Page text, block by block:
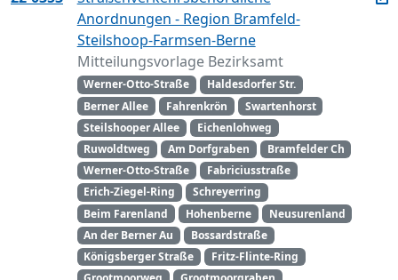
Anordnungen - Region Bramfeld-
Steilshoop-Farmsen-Berne
Mitteilungsvorlage Bezirksamt
Werner-Otto-Straße
Haldesdorfer Str.
Berner Allee
Fahrenkrön
Swartenhorst
Steilshooper Allee
Eichenlohweg
Ruwoldtweg
Am Dorfgraben
Bramfelder Ch
Werner-Otto-Straße
Fabriciusstraße
Erich-Ziegel-Ring
Schreyerring
Beim Farenland
Hohenberne
Neusurenland
An der Berner Au
Bossardstraße
Königsberger Straße
Fritz-Flinte-Ring